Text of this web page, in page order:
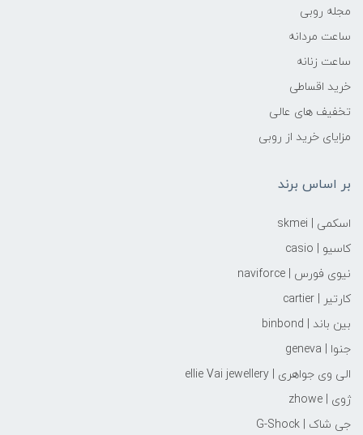
مجله روبی
ساعت مردانه
ساعت زنانه
خرید اقساطی
تخفیف های عالی
مزایای خرید از روبی
بر اساس برند
اسکمی | skmei
کاسیو | casio
نیوی فورس | naviforce
کارتیر | cartier
بین باند | binbond
جنوا | geneva
الی وی جواهری | ellie Vai‌ jewellery
ژوی | zhowe
جی شاک | G-Shock